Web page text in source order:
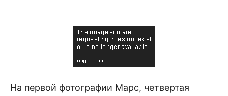
На первой фотографии Марс, четвертая